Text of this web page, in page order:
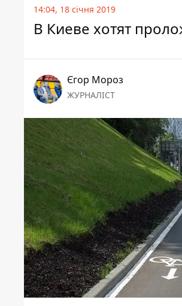
14:04, 18 січня 2019
В Киеве хотят
Єгор Мороз
ЖУРНАЛІСТ